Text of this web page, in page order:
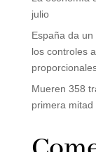
julio
España da un
los controles
Mueren 358
primera